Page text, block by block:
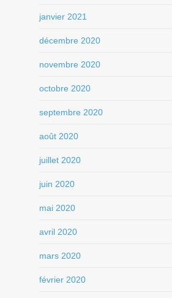
janvier 2021
décembre 2020
novembre 2020
octobre 2020
septembre 2020
août 2020
juillet 2020
juin 2020
mai 2020
avril 2020
mars 2020
février 2020